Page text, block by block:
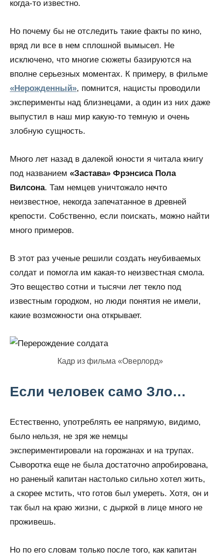
когда-то известно.
Но почему бы не отследить такие факты по кино,
вряд ли все в нем сплошной вымысел. Не
исключено, что многие сюжеты базируются на
вполне серьезных моментах. К примеру, в фильме
«Нерожденный», помнится, нацисты проводили
эксперименты над близнецами, а один из них даже
выпустил в наш мир какую-то темную и очень
злобную сущность.
Много лет назад в далекой юности я читала книгу
под названием «Застава» Фрэнсиса Пола
Вилсона. Там немцев уничтожало нечто
неизвестное, некогда запечатанное в древней
крепости. Собственно, если поискать, можно найти
много примеров.
В этот раз ученые решили создать неубиваемых
солдат и помогла им какая-то неизвестная смола.
Это вещество сотни и тысячи лет текло под
известным городком, но люди понятия не имели,
какие возможности она открывает.
Кадр из фильма «Оверлорд»
Если человек само Зло…
Естественно, употреблять ее напрямую, видимо,
было нельзя, не зря же немцы
экспериментировали на горожанах и на трупах.
Сыворотка еще не была достаточно апробирована,
но раненый капитан настолько сильно хотел жить,
а скорее мстить, что готов был умереть. Хотя, он и
так был на краю жизни, с дыркой в лице много не
проживешь.
Но по его словам только после того, как капитан